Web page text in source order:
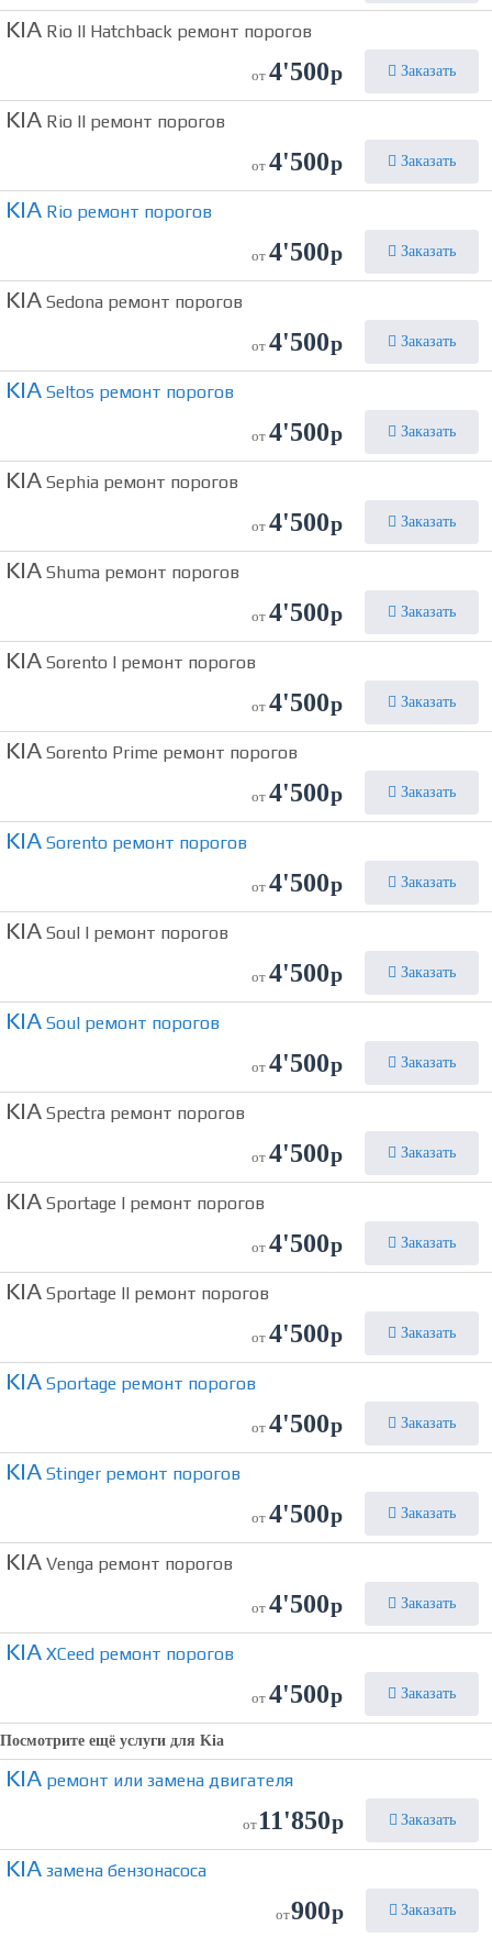
KIA Rio II Hatchback ремонт порогов
от 4'500р Заказать
KIA Rio II ремонт порогов
от 4'500р Заказать
KIA Rio ремонт порогов
от 4'500р Заказать
KIA Sedona ремонт порогов
от 4'500р Заказать
KIA Seltos ремонт порогов
от 4'500р Заказать
KIA Sephia ремонт порогов
от 4'500р Заказать
KIA Shuma ремонт порогов
от 4'500р Заказать
KIA Sorento I ремонт порогов
от 4'500р Заказать
KIA Sorento Prime ремонт порогов
от 4'500р Заказать
KIA Sorento ремонт порогов
от 4'500р Заказать
KIA Soul I ремонт порогов
от 4'500р Заказать
KIA Soul ремонт порогов
от 4'500р Заказать
KIA Spectra ремонт порогов
от 4'500р Заказать
KIA Sportage I ремонт порогов
от 4'500р Заказать
KIA Sportage II ремонт порогов
от 4'500р Заказать
KIA Sportage ремонт порогов
от 4'500р Заказать
KIA Stinger ремонт порогов
от 4'500р Заказать
KIA Venga ремонт порогов
от 4'500р Заказать
KIA XCeed ремонт порогов
от 4'500р Заказать
Посмотрите ещё услуги для Kia
KIA ремонт или замена двигателя
от 11'850р Заказать
KIA замена бензонасоса
от900р Заказать